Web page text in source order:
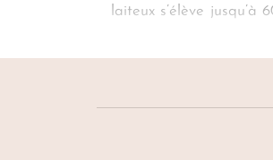
laiteux s’élève
partant rencontrer